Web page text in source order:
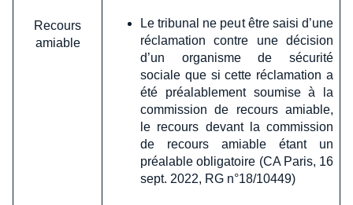
Recours
amiable
Le tribunal ne peut être saisi d’une
réclamation contre une décision
d’un organisme de sécurité
sociale que si cette réclamation a
été préalablement soumise à la
commission de recours amiable,
le recours devant la commission
de recours amiable étant un
préalable obligatoire (CA Paris, 16
sept. 2022, RG n°18/10449)